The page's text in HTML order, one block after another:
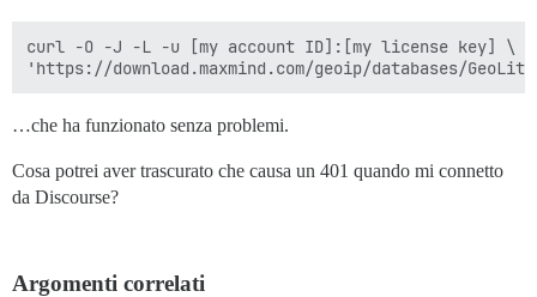
curl -O -J -L -u [my account ID]:[my license key] \
…che ha funzionato senza problemi.
Cosa potrei aver trascurato che causa un 401 quando mi connetto
da Discourse?
Argomenti correlati